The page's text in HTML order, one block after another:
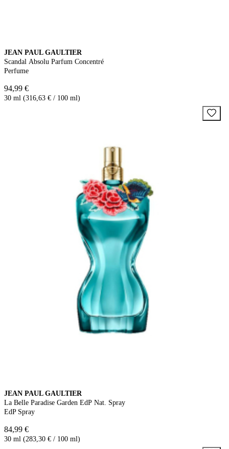
JEAN PAUL GAULTIER
Scandal Absolu Parfum Concentré
Perfume
94,99 €
30 ml (316,63 € / 100 ml)
JEAN PAUL GAULTIER
La Belle Paradise Garden EdP Nat. Spray
EdP Spray
84,99 €
30 ml (283,30 € / 100 ml)